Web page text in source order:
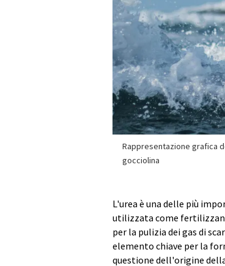
Rappresentazione grafica
gocciolina
L'urea è una delle più
utilizzata come
per la pulizia dei gas di
elemento chiave per la
questione dell'origine